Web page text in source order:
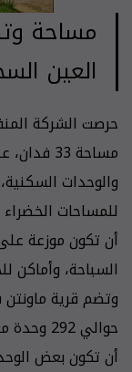
العين
للمساحات
أن تكون موزعة
السباحة، وأماكن
حوالي
أن تكون بعض